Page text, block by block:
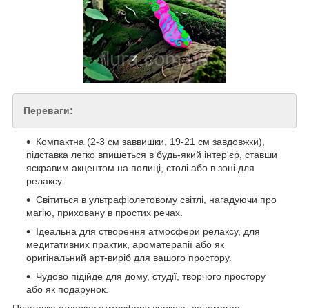
Переваги:
Компактна (2-3 см заввишки, 19-21 см завдовжки),
підставка легко впишеться в будь-який інтер'єр, ставши
яскравим акцентом на полиці, столі або в зоні для
релаксу.
Світиться в ультрафіолетовому світлі, нагадуючи про
магію, приховану в простих речах.
Ідеальна для створення атмосфери релаксу, для
медитативних практик, ароматерапії або як
оригінальний арт-виріб для вашого простору.
Чудово підійде для дому, студії, творчого простору
або як подарунок.